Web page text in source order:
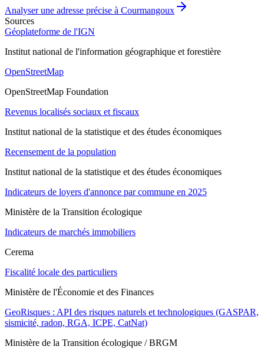
Analyser une adresse précise à Courmangoux
Sources
Géoplateforme de l'IGN
Institut national de l'information géographique et forestière
OpenStreetMap
OpenStreetMap Foundation
Revenus localisés sociaux et fiscaux
Institut national de la statistique et des études économiques
Recensement de la population
Institut national de la statistique et des études économiques
Indicateurs de loyers d'annonce par commune en 2025
Ministère de la Transition écologique
Indicateurs de marchés immobiliers
Cerema
Fiscalité locale des particuliers
Ministère de l'Économie et des Finances
GeoRisques : API des risques naturels et technologiques (GASPAR,
sismicité, radon, RGA, ICPE, CatNat)
Ministère de la Transition écologique / BRGM